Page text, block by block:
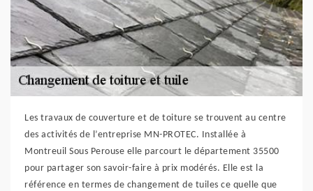
Les travaux de couverture et de toiture se trouvent au centre
des activités de l’entreprise MN-PROTEC. Installée à
Montreuil Sous Perouse elle parcourt le département 35500
pour partager son savoir-faire à prix modérés. Elle est la
référence en termes de changement de tuiles ce quelle que